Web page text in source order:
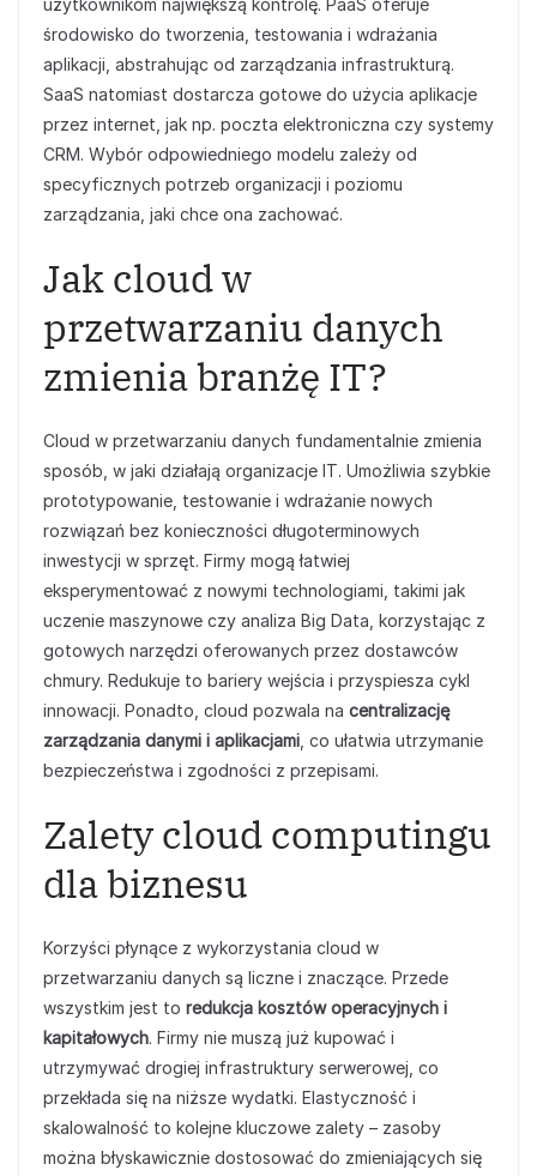
użytkownikom największą kontrolę. PaaS oferuje
środowisko do tworzenia, testowania i wdrażania
aplikacji, abstrahując od zarządzania infrastrukturą.
SaaS natomiast dostarcza gotowe do użycia aplikacje
przez internet, jak np. poczta elektroniczna czy systemy
CRM. Wybór odpowiedniego modelu zależy od
specyficznych potrzeb organizacji i poziomu
zarządzania, jaki chce ona zachować.
Jak cloud w
przetwarzaniu danych
zmienia branżę IT?
Cloud w przetwarzaniu danych fundamentalnie zmienia
sposób, w jaki działają organizacje IT. Umożliwia szybkie
prototypowanie, testowanie i wdrażanie nowych
rozwiązań bez konieczności długoterminowych
inwestycji w sprzęt. Firmy mogą łatwiej
eksperymentować z nowymi technologiami, takimi jak
uczenie maszynowe czy analiza Big Data, korzystając z
gotowych narzędzi oferowanych przez dostawców
chmury. Redukuje to bariery wejścia i przyspiesza cykl
innowacji. Ponadto, cloud pozwala na centralizację
zarządzania danymi i aplikacjami , co ułatwia utrzymanie
bezpieczeństwa i zgodności z przepisami.
Zalety cloud computingu
dla biznesu
Korzyści płynące z wykorzystania cloud w
przetwarzaniu danych są liczne i znaczące. Przede
wszystkim jest to redukcja kosztów operacyjnych i
kapitałowych. Firmy nie muszą już kupować i
utrzymywać drogiej infrastruktury serwerowej, co
przekłada się na niższe wydatki. Elastyczność i
skalowalność to kolejne kluczowe zalety – zasoby
można błyskawicznie dostosować do zmieniających się